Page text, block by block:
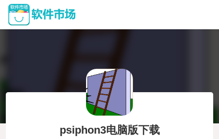
psiphon3电脑版下载